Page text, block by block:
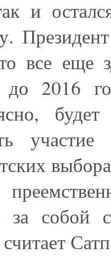
и
все еще
до 2016
за собой